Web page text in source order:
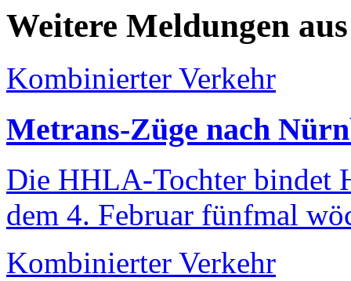
Weitere Meldungen
Kombinierter Verkehr
Metrans-Züge nach
Die HHLA-Tochter bindet
dem 4. Februar fünfmal
Kombinierter Verkehr